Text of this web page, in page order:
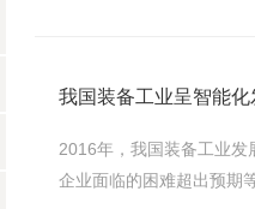
我国装备工业呈智能
2016年，我国装备工业发
企业面临的困难超出预期